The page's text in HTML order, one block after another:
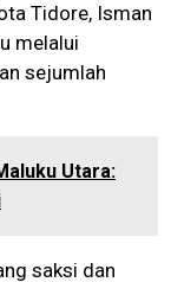
Tidore, Isman
melalui
sejumlah
Utara:
saksi dan